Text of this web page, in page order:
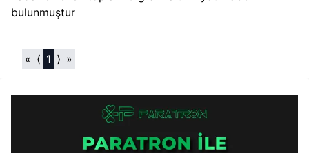
bulunmuştur
« ⟨ 1 ⟩ »